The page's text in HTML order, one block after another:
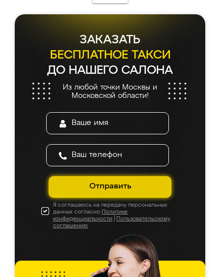
ЗАКАЗАТЬ
БЕСПЛАТНОЕ ТАКСИ
ДО НАШЕГО САЛОНА
Из любой точки Москвы и
Московской области!
Отправить
Я соглашаюсь на передачу персональных
данных согласно Политике
конфиденциальности
Пользовательскому
соглашению